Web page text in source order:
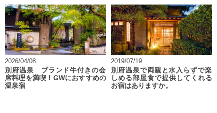
2026/04/08
別府温泉 ブランド牛付きの会
席料理を満喫！GWにおすすめの
温泉宿
2019/07/19
別府温泉で両親と水入らずで楽
しめる部屋食で提供してくれる
お宿はありますか。